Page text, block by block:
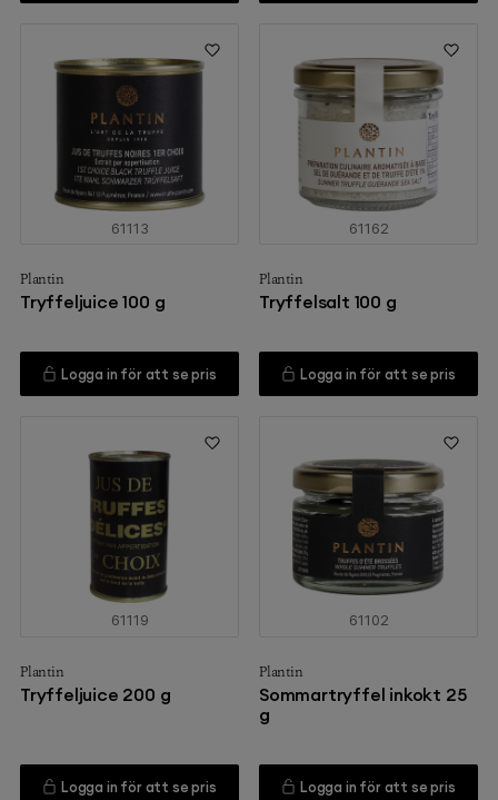
61113
Plantin
Tryffeljuice 100 g
Logga in för att se pris
61162
Plantin
Tryffelsalt 100 g
Logga in för att se pris
61119
Plantin
Tryffeljuice 200 g
Logga in för att se pris
61102
Plantin
Sommartryffel inkokt 25
g
Logga in för att se pris